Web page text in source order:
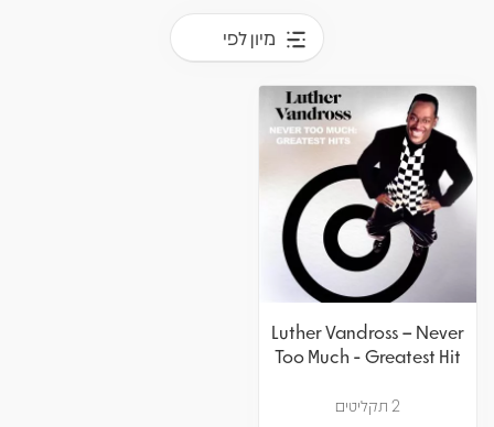
מיון לפי
Luther Vandross – Never
Too Much - Greatest Hit
2 תקליטים